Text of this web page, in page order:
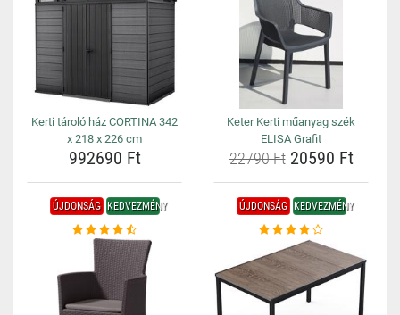
Kerti tároló ház CORTINA 342
x 218 x 226 cm
992690 Ft
Keter Kerti műanyag szék
ELISA Grafit
22790 Ft20590 Ft
ÚJDONSÁG KEDVEZMÉNY ÚJDONSÁG KEDVEZMÉNY